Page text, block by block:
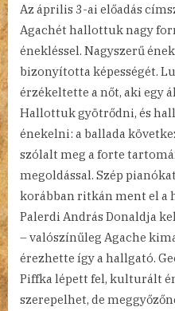
Az április 3-ai előadás
Agachét hallottuk nagy
énekléssel. Nagyszerű
bizonyította képességét.
érzékeltette a nőt, aki egy
Hallottuk gyötrődni, és
énekelni: a ballada
szólalt meg a forte
megoldással. Szép
korábban ritkán ment el a
Palerdi András Donaldja
– valószínűleg Agache
érezhette így a hallgató.
Piffka lépett fel, kulturált
szerepelhet, de